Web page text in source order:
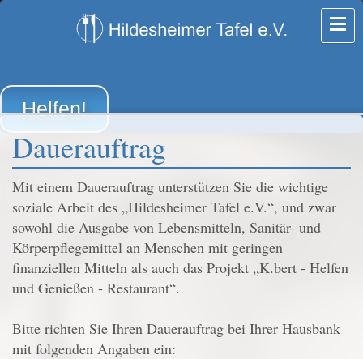
Helfen!
Dauerauftrag
Mit einem Dauerauftrag unterstützen Sie die wichtige
soziale Arbeit des „Hildesheimer Tafel e.V.“, und zwar
sowohl die Ausgabe von Lebensmitteln, Sanitär- und
Körperpflegemittel an Menschen mit geringen
finanziellen Mitteln als auch das Projekt „K.bert - Helfen
und Genießen - Restaurant“.
Bitte richten Sie Ihren Dauerauftrag bei Ihrer Hausbank
mit folgenden Angaben ein: